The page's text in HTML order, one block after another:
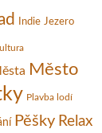
Indie Jezero
Město
Plavba lodí
Pěšky Relax